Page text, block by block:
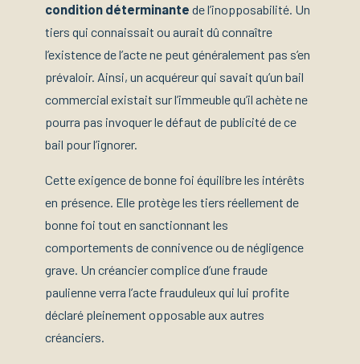
condition déterminante de l’inopposabilité. Un
tiers qui connaissait ou aurait dû connaître
l’existence de l’acte ne peut généralement pas s’en
prévaloir. Ainsi, un acquéreur qui savait qu’un bail
commercial existait sur l’immeuble qu’il achète ne
pourra pas invoquer le défaut de publicité de ce
bail pour l’ignorer.
Cette exigence de bonne foi équilibre les intérêts
en présence. Elle protège les tiers réellement de
bonne foi tout en sanctionnant les
comportements de connivence ou de négligence
grave. Un créancier complice d’une fraude
paulienne verra l’acte frauduleux qui lui profite
déclaré pleinement opposable aux autres
créanciers.